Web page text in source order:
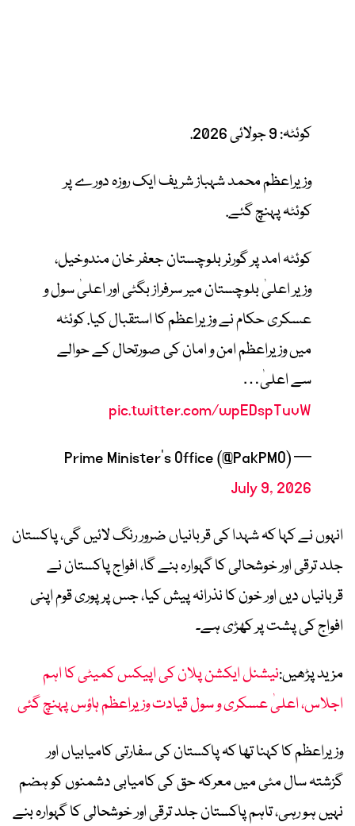
کوئٹہ: 9 جولائی 2026.
وزیراعظم محمد شہباز شریف ایک روزہ دورے پر
کوئٹہ پہنچ گئے.
کوئٹہ امد پر گورنر بلوچستان جعفر خان مندوخیل،
وزیر اعلیٰ بلوچستان میر سرفراز بگٹی اور اعلیٰ سول و
عسکری حکام نے وزیراعظم کا استقبال کیا. کوئٹہ
میں وزیراعظم امن و امان کی صورتحال کے حوالے
سے اعلیٰ…
pic.twitter.com/wpEDspTuvW
— Prime Minister’s Office (@PakPMO)
July 9, 2026
انہوں نے کہا کہ شہدا کی قربانیاں ضرور رنگ لائیں گی، پاکستان
جلد ترقی اور خوشحالی کا گہوارہ بنے گا، افواج پاکستان نے
قربانیاں دیں اور خون کا نذرانہ پیش کیا، جس پر پوری قوم اپنی
افواج کی پشت پر کھڑی ہے۔
مزید پڑھیں:نیشنل ایکشن پلان کی اپیکس کمیٹی کا اہم
اجلاس، اعلیٰ عسکری و سول قیادت وزیراعظم ہاؤس پہنچ گئی
وزیراعظم کا کہنا تھا کہ پاکستان کی سفارتی کامیابیاں اور
گزشتہ سال مئی میں معرکہ حق کی کامیابی دشمنوں کو ہضم
نہیں ہو رہی، تاہم پاکستان جلد ترقی اور خوشحالی کا گہوارہ بنے